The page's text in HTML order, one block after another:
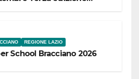
REGIONE LAZIO
School Bracciano 2026